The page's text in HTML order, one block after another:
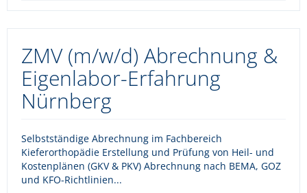
ZMV (m/w/d) Abrechnung &
Eigenlabor-Erfahrung
Nürnberg
Selbstständige Abrechnung im Fachbereich
Kieferorthopädie Erstellung und Prüfung von Heil- und
Kostenplänen (GKV & PKV) Abrechnung nach BEMA, GOZ
und KFO-Richtlinien...